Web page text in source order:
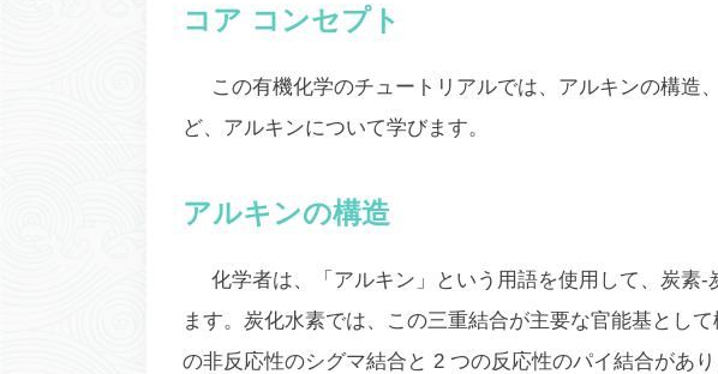
コア コンセプト
この有機化学のチュートリアルでは、アルキンの構造
ど、アルキンについて学びます。
アルキンの構造
化学者は、「アルキン」という用語を使用して、炭素
ます。炭化水素では、この三重結合が主要な官能基とし
の非反応性のシグマ結合と 2 つの反応性のパイ結合があり